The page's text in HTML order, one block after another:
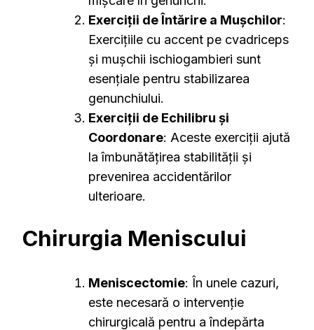
Exerciții de Întărire a Mușchilor:
Exercițiile cu accent pe cvadriceps
și mușchii ischiogambieri sunt
esențiale pentru stabilizarea
genunchiului.
Exerciții de Echilibru și
Coordonare: Aceste exerciții ajută
la îmbunătățirea stabilității și
prevenirea accidentărilor
ulterioare.
Chirurgia Meniscului
Meniscectomie: În unele cazuri,
este necesară o intervenție
chirurgicală pentru a îndepărta